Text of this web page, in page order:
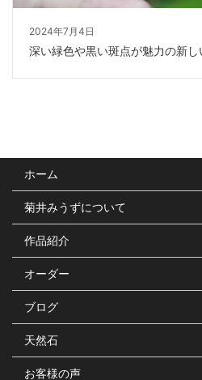
2024年7月4日
深い緑色や黒い斑点が魅力の新
ホーム
菊井みうずについて
作品紹介
オーダー
ブログ
天然石
お客様の声